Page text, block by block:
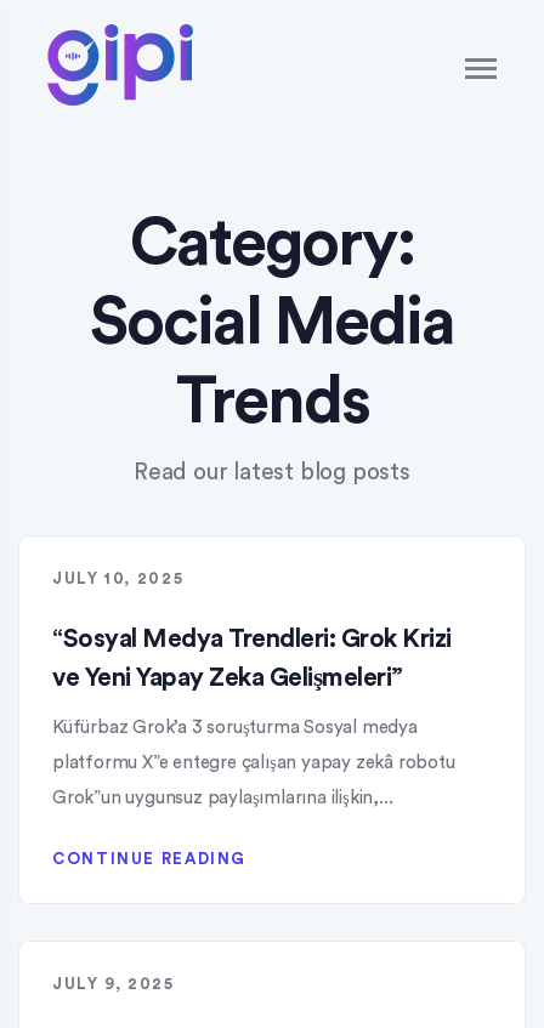
Category:
Social Media
Trends
Read our latest blog posts
JULY 10, 2025
“Sosyal Medya Trendleri: Grok Krizi
ve Yeni Yapay Zeka Gelişmeleri”
Küfürbaz Grok’a 3 soruşturma Sosyal medya
platformu X”e entegre çalışan yapay zekâ robotu
Grok”un uygunsuz paylaşımlarına ilişkin,...
CONTINUE READING
JULY 9, 2025